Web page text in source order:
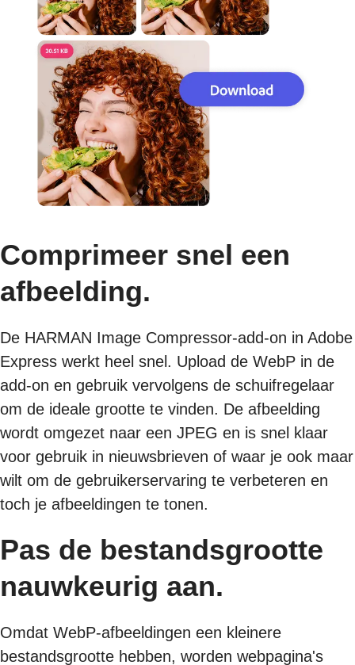
Comprimeer snel een
afbeelding.
De HARMAN Image Compressor-add-on in Adobe
Express werkt heel snel. Upload de WebP in de
add-on en gebruik vervolgens de schuifregelaar
om de ideale grootte te vinden. De afbeelding
wordt omgezet naar een JPEG en is snel klaar
voor gebruik in nieuwsbrieven of waar je ook maar
wilt om de gebruikerservaring te verbeteren en
toch je afbeeldingen te tonen.
Pas de bestandsgrootte
nauwkeurig aan.
Omdat WebP-afbeeldingen een kleinere
bestandsgrootte hebben, worden webpagina's